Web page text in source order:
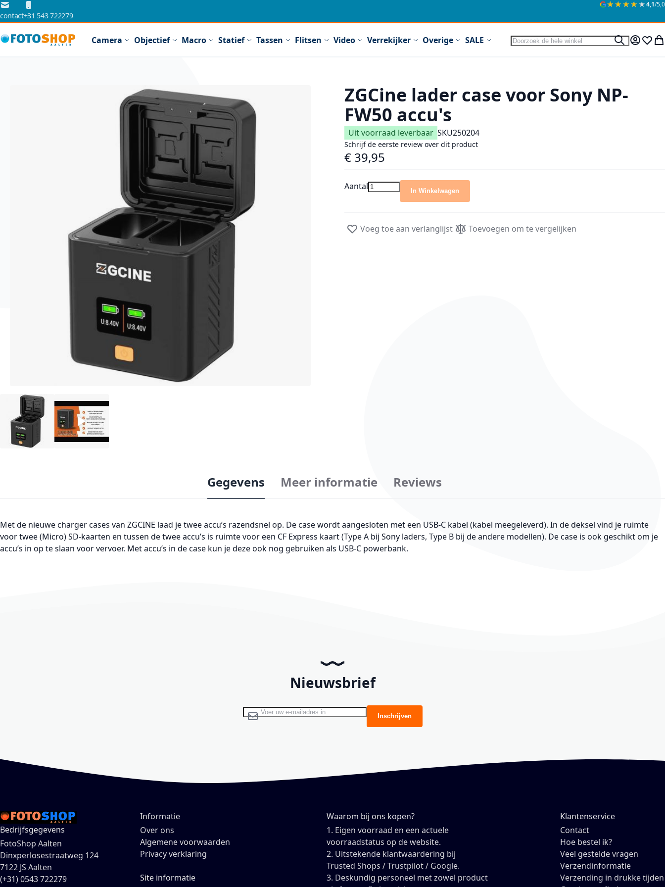
Ga naar de inhoud
contact+31 543 722279
★★★★★
★★★★★4,1/5,0
Camera Objectief Macro Statief Tassen Flitsen Video Verrekijker Overige SALE Zoek
ZoekMijn
ZGCine lader case voor Sony NP-
FW50 accu's
Uit voorraad leverbaar SKU250204
Schrijf de eerste review over dit product
€ 39,95
Aantal In Winkelwagen
Voeg toe aan verlanglijst Toevoegen om te vergelijken
Gegevens
Met de nieuwe charger cases van ZGCINE laad je twee accu’s razendsnel op. De case wordt aangesloten met een USB-C kabel (kabel meegeleverd). In de deksel vind je ruimte
voor twee (Micro) SD-kaarten en tussen de twee accu’s is ruimte voor een CF Express kaart (Type A bij Sony laders, Type B bij de andere modellen). De case is ook geschikt om je
accu’s in op te slaan voor vervoer. Met accu’s in de case kun je deze ook nog gebruiken als USB-C powerbank.
Meer informatie Reviews
Nieuwsbrief
Abonneer u op onze nieuwsbrief Inschrijven
Bedrijfsgegevens
FotoShop Aalten
Dinxperlosestraatweg 124
7122 JS Aalten
(+31) 0543 722279
Informatie
Over ons
Algemene voorwaarden
Privacy verklaring
Site informatie
Waarom bij ons kopen?
1. Eigen voorraad en een actuele
voorraadstatus op de website.
2. Uitstekende klantwaardering bij
Trusted Shops / Trustpilot / Google.
3. Deskundig personeel met zowel product
Klantenservice
Contact
Hoe bestel ik?
Veel gestelde vragen
Verzendinformatie
Verzending in drukke tijden